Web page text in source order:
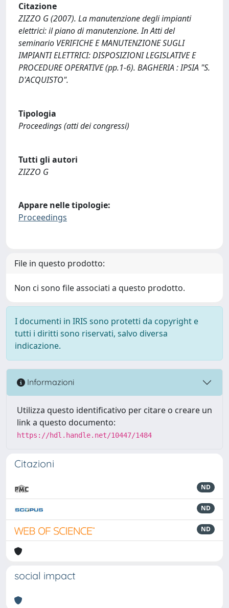
Citazione
ZIZZO G (2007). La manutenzione degli impianti
elettrici: il piano di manutenzione. In Atti del
seminario VERIFICHE E MANUTENZIONE SUGLI
IMPIANTI ELETTRICI: DISPOSIZIONI LEGISLATIVE E
PROCEDURE OPERATIVE (pp.1-6). BAGHERIA : IPSIA "S.
D'ACQUISTO".
Tipologia
Proceedings (atti dei congressi)
Tutti gli autori
ZIZZO G
Appare nelle tipologie:
Proceedings
File in questo prodotto:
Non ci sono file associati a questo prodotto.
I documenti in IRIS sono protetti da copyright e
tutti i diritti sono riservati, salvo diversa
indicazione.
Informazioni
Utilizza questo identificativo per citare o creare un
link a questo documento:
https://hdl.handle.net/10447/1484
Citazioni
ND
ND
ND
social impact